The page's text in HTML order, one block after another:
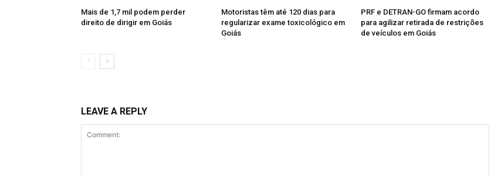
Mais de 1,7 mil podem perder
direito de dirigir em Goiás
Motoristas têm até 120 dias para
regularizar exame toxicológico em
Goiás
PRF e DETRAN-GO firmam acordo
para agilizar retirada de restrições
de veículos em Goiás
LEAVE A REPLY